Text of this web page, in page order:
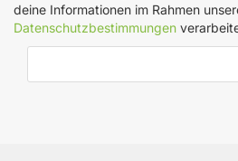
deine Informationen im Rahmen
Datenschutzbestimmungen